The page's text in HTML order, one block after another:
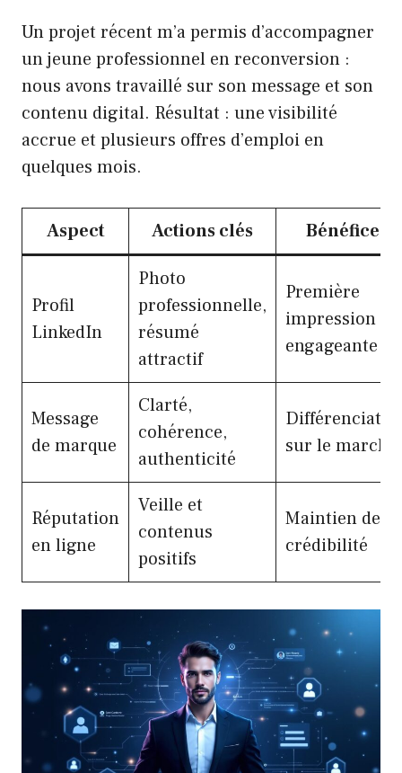
Un projet récent m’a permis d’accompagner
un jeune professionnel en reconversion :
nous avons travaillé sur son message et son
contenu digital. Résultat : une visibilité
accrue et plusieurs offres d’emploi en
quelques mois.
Aspect Actions clés Bénéfices
Profil
LinkedIn
Photo
professionnelle,
résumé
attractif
Première
impression
engageante
Message
de marque
Clarté,
cohérence,
authenticité
sur le marché
Réputation
en ligne
Veille et
contenus
positifs
Maintien de la
crédibilité